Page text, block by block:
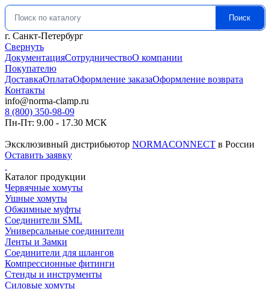
Искать: Поиск
г. Санкт-Петербург
Свернуть
ДокументацияСотрудничествоО компании
Покупателю
ДоставкаОплатаОформление заказаОформление возврата
Контакты
info@norma-clamp.ru
8 (800) 350-98-09
Пн-Пт: 9.00 - 17.30 МСК
Эксклюзивный дистрибьютор NORMACONNECT в России
Оставить заявку
Каталог продукции
Червячные хомуты
Ушные хомуты
Обжимные муфты
Соединители SML
Универсальные соединители
Ленты и Замки
Соединители для шлангов
Компрессионные фитинги
Стенды и инструменты
Силовые хомуты